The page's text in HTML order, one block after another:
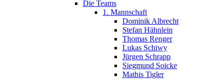
Die Teams
1. Mannschaft
Dominik Albrecht
Stefan Hähnlein
Thomas Renger
Lukas Schiwy
Jürgen Schrapp
Siegmund Soicke
Mathis Tigler